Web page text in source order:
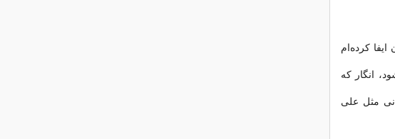
کرده‌ام
انگار که
مثل علی